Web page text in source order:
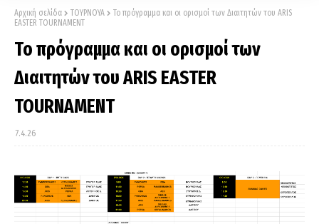
Αρχική σελίδα ΤΟΥΡΝΟΥΑ
Το πρόγραμμα και οι ορισμοί των Διαιτητών του ARIS
EASTER TOURNAMENT
Το πρόγραμμα και οι ορισμοί των
Διαιτητών του ARIS EASTER
TOURNAMENT
7.4.26